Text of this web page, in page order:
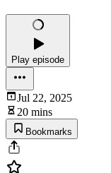
Play episode
Jul 22, 2025
20 mins
Bookmarks